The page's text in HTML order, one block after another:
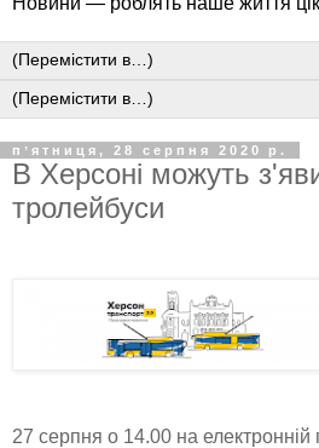
пʼятниця, 28 серпня 2020 р.
В Херсоні можуть
тролейбуси
27 серпня о 14.00 на електронній